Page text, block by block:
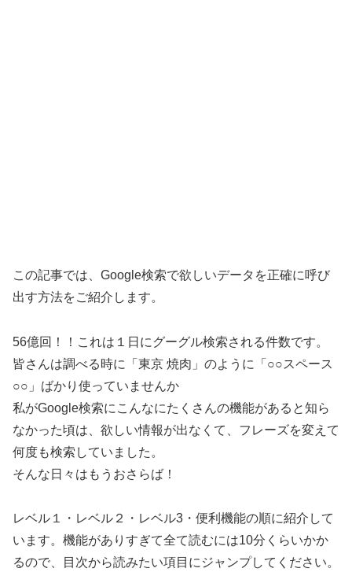
この記事では、Google検索で欲しいデータを正確に呼び
出す方法をご紹介します。
56億回！！これは１日にグーグル検索される件数です。
皆さんは調べる時に「東京 焼肉」のように「○○スペース
○○」ばかり使っていませんか
私がGoogle検索にこんなにたくさんの機能があると知ら
なかった頃は、欲しい情報が出なくて、フレーズを変えて
何度も検索していました。
そんな日々はもうおさらば！
レベル１・レベル２・レベル3・便利機能の順に紹介して
います。機能がありすぎて全て読むには10分くらいかか
るので、目次から読みたい項目にジャンプしてください。